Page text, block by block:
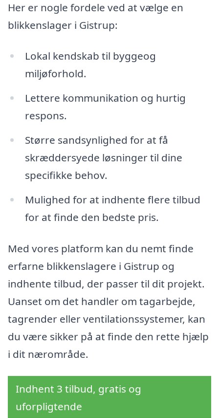
Her er nogle fordele ved at vælge en
blikkenslager i Gistrup:
Lokal kendskab til byggeog
miljøforhold.
Lettere kommunikation og hurtig
respons.
Større sandsynlighed for at få
skræddersyede løsninger til dine
specifikke behov.
Mulighed for at indhente flere tilbud
for at finde den bedste pris.
Med vores platform kan du nemt finde
erfarne blikkenslagere i Gistrup og
indhente tilbud, der passer til dit projekt.
Uanset om det handler om tagarbejde,
tagrender eller ventilationssystemer, kan
du være sikker på at finde den rette hjælp
i dit nærområde.
Indhent 3 tilbud, gratis og
uforpligtende